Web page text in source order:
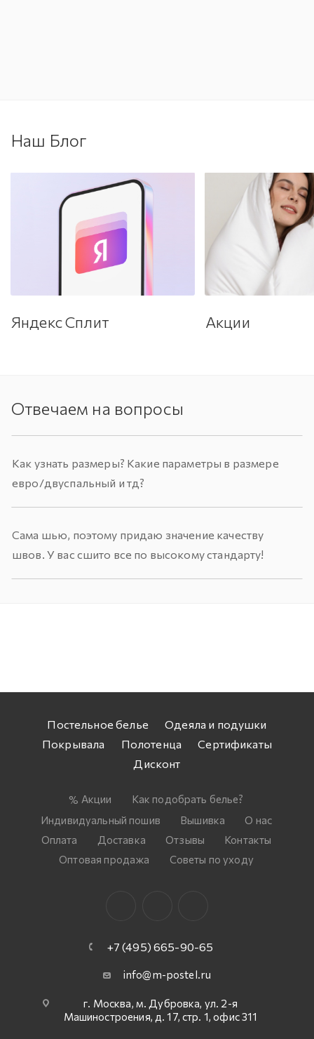
Наш Блог
Яндекс Сплит Акции
Отвечаем на вопросы
Как узнать размеры? Какие параметры в размере
евро/двуспальный и тд?
Сама шью, поэтому придаю значение качеству
швов. У вас сшито все по высокому стандарту!
Постельное белье
Одеяла и подушки
Покрывала
Полотенца
Сертификаты
Дисконт
Акции
Как подобрать белье?
Индивидуальный пошив
Вышивка
О нас
Оплата
Доставка Отзывы
Контакты
Оптовая продажа
Советы по уходу
+7 (495) 665-90-65
info@m-postel.ru
г. Москва, м. Дубровка, ул. 2-я
Машиностроения, д. 17, стр. 1, офис 311